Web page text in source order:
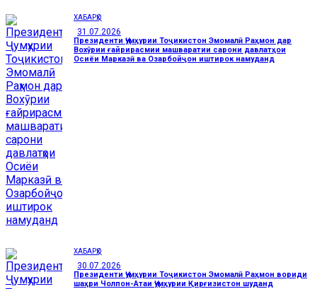
ХАБАРҲО
31.07.2026
Президенти Ҷумҳурии Тоҷикистон Эмомалӣ Раҳмон дар
Вохӯрии ғайрирасмии машваратии сарони давлатҳои
Осиёи Марказӣ ва Озарбойҷон иштирок намуданд
ХАБАРҲО
30.07.2026
Президенти Ҷумҳурии Тоҷикистон Эмомалӣ Раҳмон вориди
шаҳри Чолпон-Атаи Ҷумҳурии Қирғизистон шуданд